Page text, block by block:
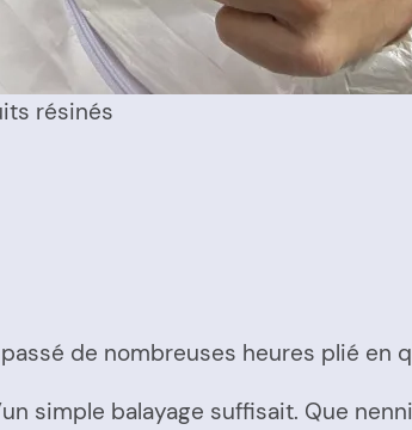
résinés
de nombreuses heures plié en
simple balayage suffisait. Que